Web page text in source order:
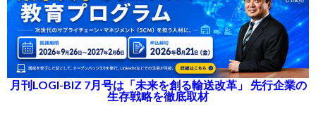
月刊LOGI-BIZ 7月号は「未来を創る輸送改革」 先行企業の
生存戦略を徹底取材